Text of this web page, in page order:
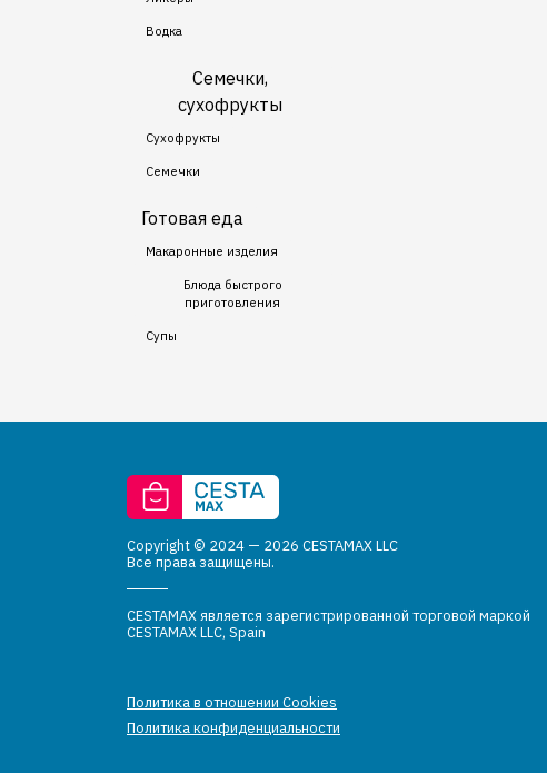
Водка
Семечки,
сухофрукты
Сухофрукты
Семечки
Готовая еда
Макаронные изделия
Блюда быстрого
приготовления
Супы
Copyright © 2024 — 2026 CESTAMAX LLC
Все права защищены.
CESTAMAX является зарегистрированной торговой маркой
CESTAMAX LLC, Spain
Политика в отношении Cookies
Политика конфиденциальности